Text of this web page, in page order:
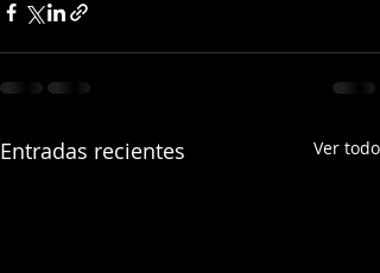
Entradas recientes Ver todo